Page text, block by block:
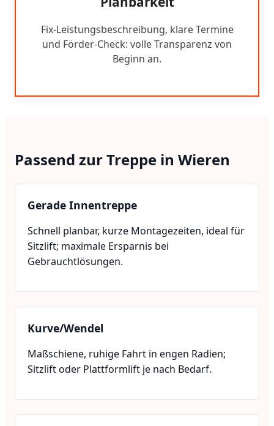
Fix-Leistungsbeschreibung, klare Termine
und Förder-Check: volle Transparenz von
Beginn an.
Passend zur Treppe in Wieren
Gerade Innentreppe
Schnell planbar, kurze Montagezeiten, ideal für
Sitzlift; maximale Ersparnis bei
Gebrauchtlösungen.
Kurve/Wendel
Maßschiene, ruhige Fahrt in engen Radien;
Sitzlift oder Plattformlift je nach Bedarf.